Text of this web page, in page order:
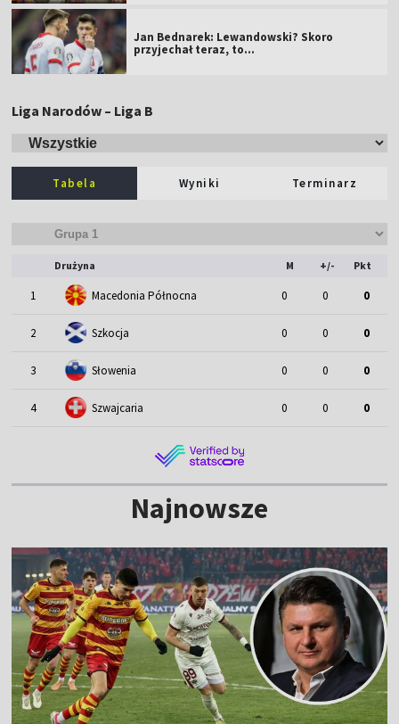
Jan Bednarek: Lewandowski? Skoro
przyjechał teraz, to…
Liga Narodów – Liga B
Tabela Wyniki Terminarz
Drużyna M +/- Pkt
1 Macedonia Północna 0 0 0
2 Szkocja 0 0 0
3 Słowenia 0 0 0
4 Szwajcaria 0 0 0
Najnowsze